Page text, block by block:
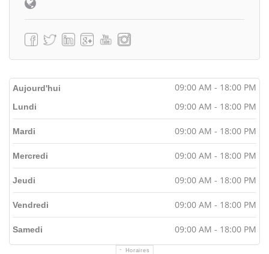
Aujourd'hui 09:00 AM - 18:00 PM
Horaires
Lundi 09:00 AM - 18:00 PM
Mardi 09:00 AM - 18:00 PM
Mercredi 09:00 AM - 18:00 PM
Jeudi 09:00 AM - 18:00 PM
Vendredi 09:00 AM - 18:00 PM
Samedi 09:00 AM - 18:00 PM